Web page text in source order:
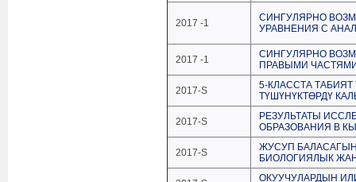
2017 -1
СИНГУЛЯРНО
УРАВНЕНИЯ С
2017 -1
СИНГУЛЯРНО
ПРАВЫМИ
2017-S
5-КЛАССТА
ТҮШҮНҮКТӨРДҮ
2017-S
РЕЗУЛЬТАТЫ
ОБРАЗОВАНИЯ В
2017-S
ЖУСУП
БИОЛОГИЯЛЫК
ОКУУЧУЛАРДЫН